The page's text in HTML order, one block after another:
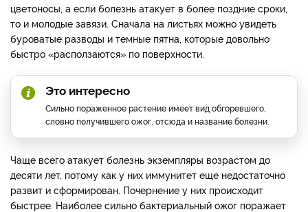
цветоносы, а если болезнь атакует в более поздние сроки,
то и молодые завязи. Сначала на листьях можно увидеть
буроватые разводы и темные пятна, которые довольно
быстро «расползаются» по поверхности.
Это интересно
Сильно пораженное растение имеет вид обгоревшего,
словно получившего ожог, отсюда и название болезни.
Чаще всего атакует болезнь экземпляры возрастом до
десяти лет, потому как у них иммунитет еще недостаточно
развит и сформирован. Почернение у них происходит
быстрее. Наиболее сильно бактериальный ожог поражает